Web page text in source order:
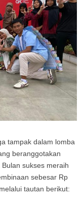
tampak dalam lomba
beranggotakan
sukses meraih
sebesar Rp
tautan berikut: